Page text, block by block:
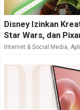
Disney Izinkan
Star Wars, dan
Internet & Social Media,